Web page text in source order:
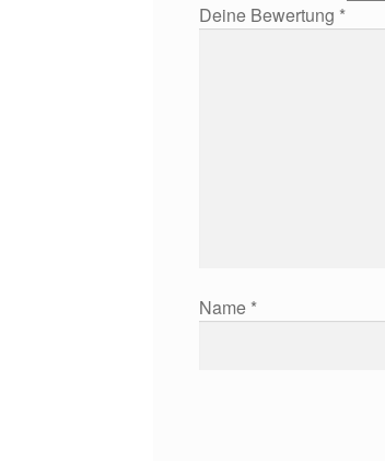
Deine Bewertung *
Name *